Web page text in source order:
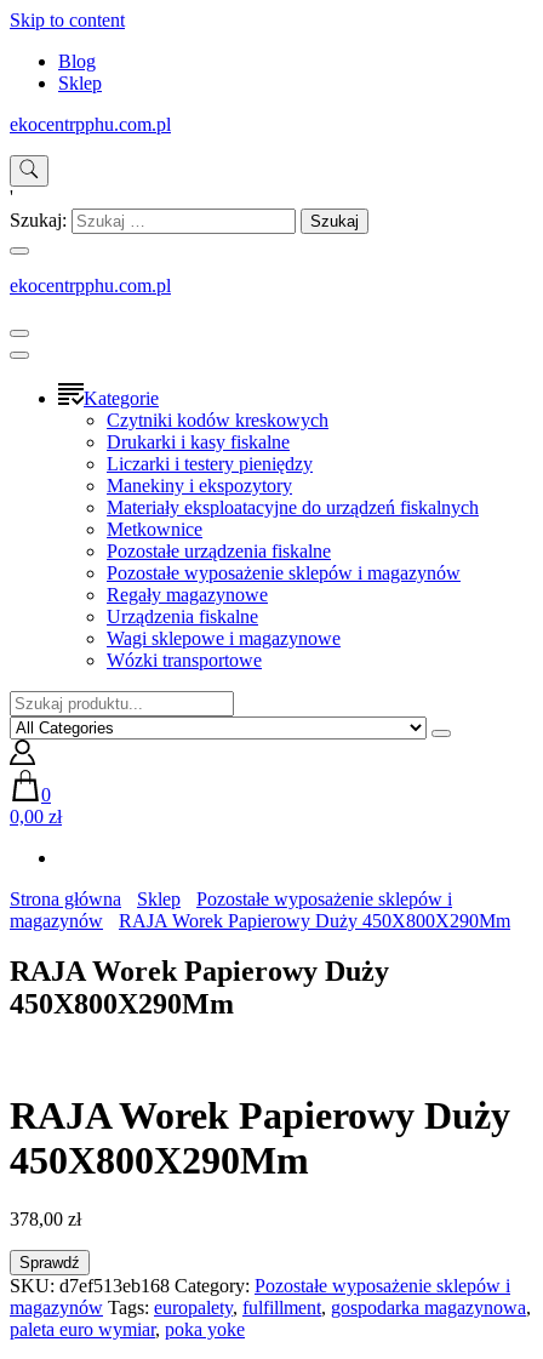
Skip to content
Blog
Sklep
ekocentrpphu.com.pl
'
Szukaj:
ekocentrpphu.com.pl
Kategorie
Czytniki kodów kreskowych
Drukarki i kasy fiskalne
Liczarki i testery pieniędzy
Manekiny i ekspozytory
Materiały eksploatacyjne do urządzeń fiskalnych
Metkownice
Pozostałe urządzenia fiskalne
Pozostałe wyposażenie sklepów i magazynów
Regały magazynowe
Urządzenia fiskalne
Wagi sklepowe i magazynowe
Wózki transportowe
0
0,00 zł
Strona główna Sklep
Pozostałe wyposażenie sklepów i
magazynów
RAJA Worek Papierowy Duży 450X800X290Mm
RAJA Worek Papierowy Duży
450X800X290Mm
RAJA Worek Papierowy Duży
450X800X290Mm
378,00 zł
Sprawdź
SKU: d7ef513eb168 Category: Pozostałe wyposażenie sklepów i
magazynów Tags: europalety, fulfillment, gospodarka magazynowa,
paleta euro wymiar, poka yoke